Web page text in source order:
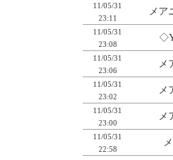
11/05/31
23:11
メア
11/05/31
23:08
11/05/31
23:06
メ
11/05/31
23:02
メ
11/05/31
23:00
メ
11/05/31
22:58